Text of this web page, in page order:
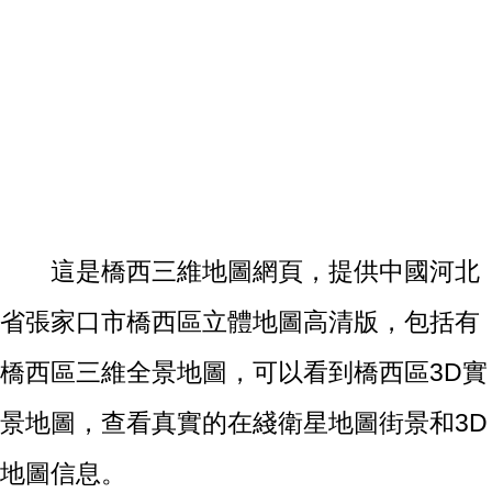
這是橋西三維地圖網頁，提供中國河北
省張家口市橋西區立體地圖高清版，包括有
橋西區三維全景地圖，可以看到橋西區3D實
景地圖，查看真實的在綫衛星地圖街景和3D
地圖信息。